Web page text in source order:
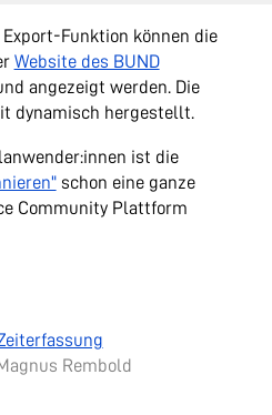
Funktion können die
Website des BUND
angezeigt werden. Die
dynamisch hergestellt.
ist die
schon eine ganze
Community Plattform
Rembold